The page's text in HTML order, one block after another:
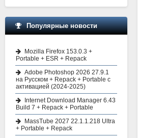
Популярные новости
Mozilla Firefox 153.0.3 +
Portable + ESR + Repack
Adobe Photoshop 2026 27.9.1
на Русском + Repack + Portable с
активацией (2024-2025)
Internet Download Manager 6.43
Build 7 + Repack + Portable
MassTube 2027 22.1.1.218 Ultra
+ Portable + Repack